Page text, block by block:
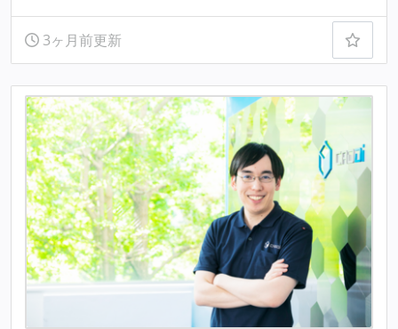
3ヶ月前更新